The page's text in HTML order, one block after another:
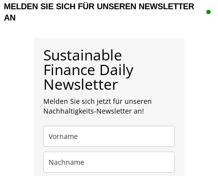
MELDEN SIE SICH FÜR UNSEREN NEWSLETTER
AN
Sustainable
Finance Daily
Newsletter
Melden Sie sich jetzt für unseren
Nachhaltigkeits-Newsletter an!